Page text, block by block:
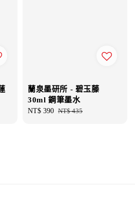
蘭泉墨研所 - 碧玉藤
30ml 鋼筆墨水
Sale
NT$ 390 Regular
NT$ 435